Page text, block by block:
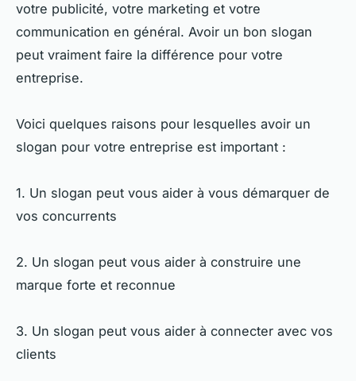
votre publicité, votre marketing et votre
communication en général. Avoir un bon slogan
peut vraiment faire la différence pour votre
entreprise.
Voici quelques raisons pour lesquelles avoir un
slogan pour votre entreprise est important :
1. Un slogan peut vous aider à vous démarquer de
vos concurrents
2. Un slogan peut vous aider à construire une
marque forte et reconnue
3. Un slogan peut vous aider à connecter avec vos
clients